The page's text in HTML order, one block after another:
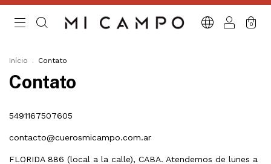
0
Início . Contato
Contato
5491167507605
contacto@cuerosmicampo.com.ar
FLORIDA 886 (local a la calle), CABA. Atendemos de lunes a